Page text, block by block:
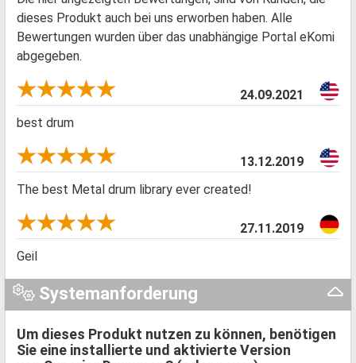
dieses Produkt auch bei uns erworben haben. Alle
Bewertungen wurden über das unabhängige Portal eKomi
abgegeben.
24.09.2021
best drum
13.12.2019
The best Metal drum library ever created!
27.11.2019
Geil
Systemanforderung
Um dieses Produkt nutzen zu können, benötigen
Sie eine installierte und aktivierte Version